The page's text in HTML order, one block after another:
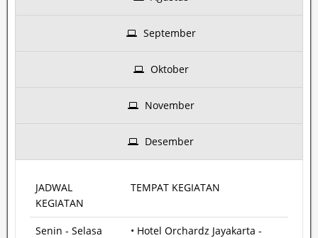
September
Oktober
November
Desember
JADWAL
KEGIATAN
TEMPAT KEGIATAN
Senin - Selasa
• Hotel Orchardz Jayakarta -